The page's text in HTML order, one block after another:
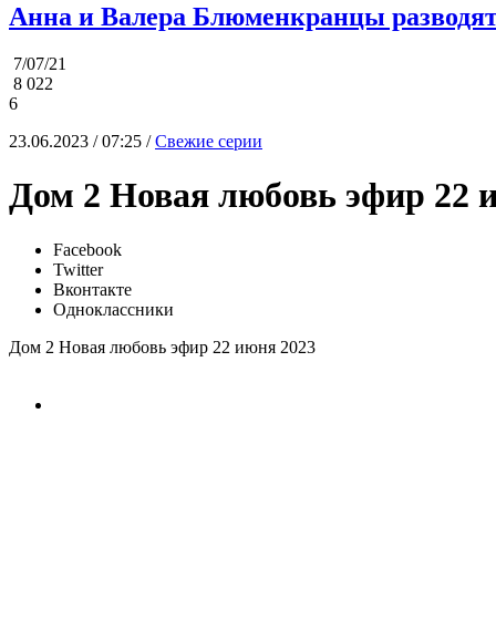
Анна и Валера Блюменкранцы
7/07/21
8 022
6
23.06.2023 / 07:25 /Свежие серии
Дом 2 Новая любовь эфир 22
Facebook
Twitter
Вконтакте
Одноклассники
Дом 2 Новая любовь эфир 22 июня 2023